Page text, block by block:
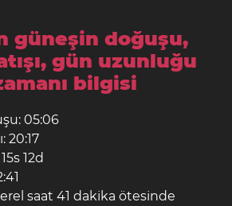
güneşin doğuşu,
gün uzunluğu
bilgisi
05:06
20:17
12d
saat 41 dakika ötesinde